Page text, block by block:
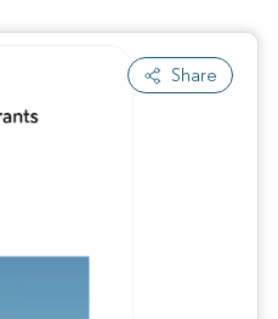
Share